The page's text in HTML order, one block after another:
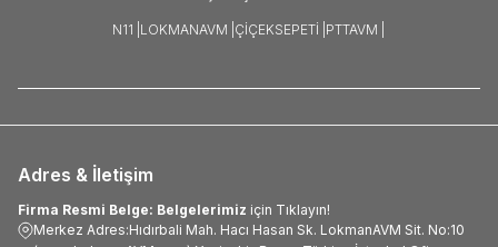
N11 | LOKMANAVM | ÇIÇEKSEPETI | PTTAVM |
Adres & İletişim
Firma Resmi Belge: Belgelerimiz için Tıklayın!
Merkez Adres:Hıdırbali Mah. Hacı Hasan Sk. LokmanAVM Sit. No:10